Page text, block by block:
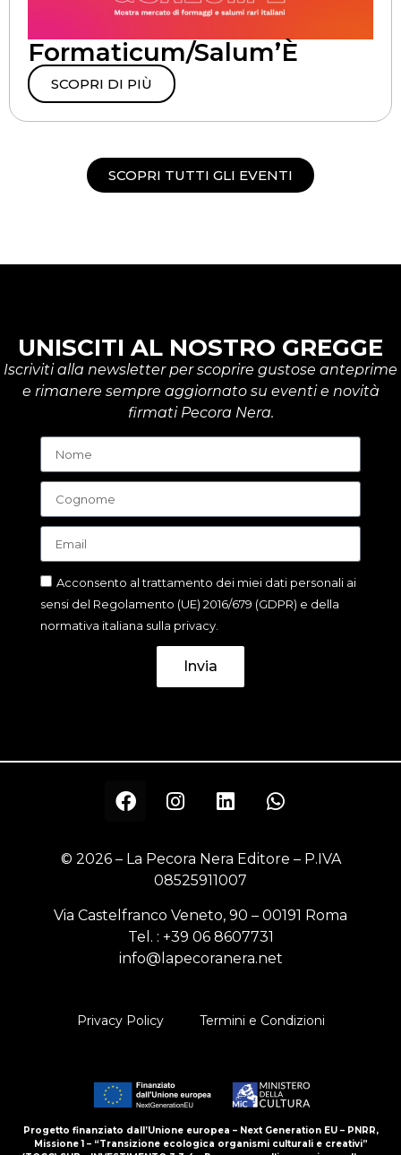
Formaticum/Salum’È
SCOPRI DI PIÙ
SCOPRI TUTTI GLI EVENTI
UNISCITI AL NOSTRO GREGGE
Iscriviti alla newsletter per scoprire gustose anteprime
e rimanere sempre aggiornato su eventi e novità
firmati Pecora Nera.
Acconsento al trattamento dei miei dati personali ai
sensi del Regolamento (UE) 2016/679 (GDPR) e della
normativa italiana sulla privacy.
Invia
© 2026 – La Pecora Nera Editore – P.IVA
08525911007
Via Castelfranco Veneto, 90 – 00191 Roma
Tel. : +39 06 8607731
info@lapecoranera.net
Privacy Policy Termini e Condizioni
Progetto finanziato dall’Unione europea – Next Generation EU – PNRR,
Missione 1 – “Transizione ecologica organismi culturali e creativi”